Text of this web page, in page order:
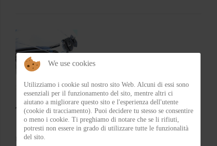
Test Emblema Telma – Il sole con classe
FRA ON 04-08-2026 21:53:46
We use cookies
Utilizziamo i cookie sul nostro sito Web. Alcuni di essi sono
essenziali per il funzionamento del sito, mentre altri ci
aiutano a migliorare questo sito e l'esperienza dell'utente
(cookie di tracciamento). Puoi decidere tu stesso se consentire
o meno i cookie. Ti preghiamo di notare che se li rifiuti,
potresti non essere in grado di utilizzare tutte le funzionalità
del sito.